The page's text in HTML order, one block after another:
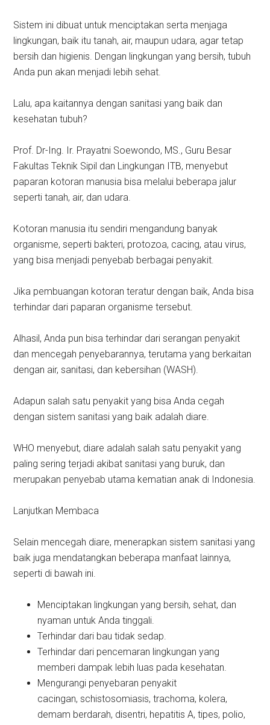
Sistem ini dibuat untuk menciptakan serta menjaga
lingkungan, baik itu tanah, air, maupun udara, agar tetap
bersih dan higienis. Dengan lingkungan yang bersih, tubuh
Anda pun akan menjadi lebih sehat.
Lalu, apa kaitannya dengan sanitasi yang baik dan
kesehatan tubuh?
Prof. Dr-Ing. Ir. Prayatni Soewondo, MS., Guru Besar
Fakultas Teknik Sipil dan Lingkungan ITB, menyebut
paparan kotoran manusia bisa melalui beberapa jalur
seperti tanah, air, dan udara.
Kotoran manusia itu sendiri mengandung banyak
organisme, seperti bakteri, protozoa, cacing, atau virus,
yang bisa menjadi penyebab berbagai penyakit.
Jika pembuangan kotoran teratur dengan baik, Anda bisa
terhindar dari paparan organisme tersebut.
Alhasil, Anda pun bisa terhindar dari serangan penyakit
dan mencegah penyebarannya, terutama yang berkaitan
dengan air, sanitasi, dan kebersihan (WASH).
Adapun salah satu penyakit yang bisa Anda cegah
dengan sistem sanitasi yang baik adalah diare.
WHO menyebut, diare adalah salah satu penyakit yang
paling sering terjadi akibat sanitasi yang buruk, dan
merupakan penyebab utama kematian anak di Indonesia.
Lanjutkan Membaca
Selain mencegah diare, menerapkan sistem sanitasi yang
baik juga mendatangkan beberapa manfaat lainnya,
seperti di bawah ini.
Menciptakan lingkungan yang bersih, sehat, dan
nyaman untuk Anda tinggali.
Terhindar dari bau tidak sedap.
Terhindar dari pencemaran lingkungan yang
memberi dampak lebih luas pada kesehatan.
Mengurangi penyebaran penyakit
cacingan, schistosomiasis, trachoma, kolera,
demam berdarah, disentri, hepatitis A, tipes, polio,